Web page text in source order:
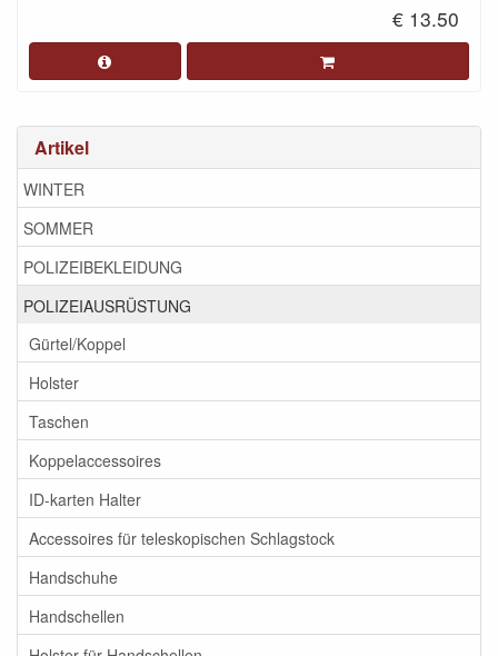
Artikel
WINTER
SOMMER
POLIZEIBEKLEIDUNG
POLIZEIAUSRÜSTUNG
Gürtel/Koppel
Holster
Taschen
Koppelaccessoires
ID-karten Halter
Accessoires für teleskopischen Schlagstock
Handschuhe
Handschellen
€ 13.50